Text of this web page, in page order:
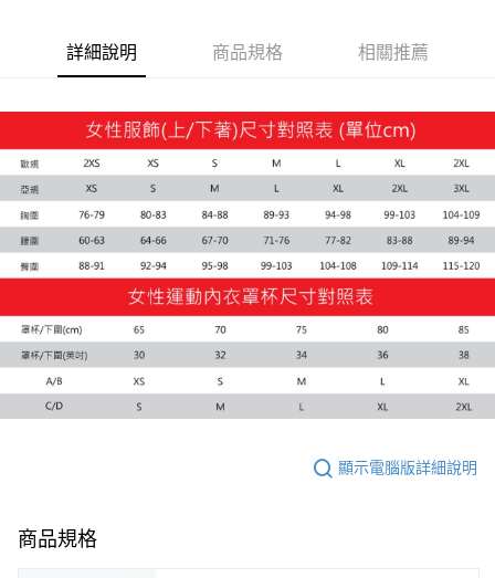
運送方式
每筆NT$100，滿NT$1,800(含以上)免運費
付款後7-11取貨
每筆NT$100，滿NT$1,800(含以上)免運費
宅配(離島恕不配送)
每筆NT$150，滿NT$1,800(含以上)免運費
宅配貨到付款(離島恕不配送)
每筆NT$180
詳細說明 商品規格 相關推薦
顯示電腦版詳細說明
商品規格